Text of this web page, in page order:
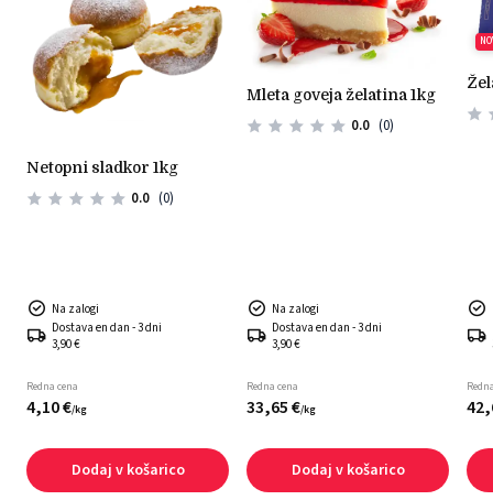
netopni sladkor 1kg
0.0 (0)
Na zalogi
Dostava en dan - 3 dni
3,90 €
Redna cena
4,10€/kg
Dodaj v košarico
mleta goveja želatina 1kg
0.0 (0)
Na zalogi
Dostava en dan - 3 dni
3,90 €
Redna cena
33,65€/kg
Dodaj v košarico
42,